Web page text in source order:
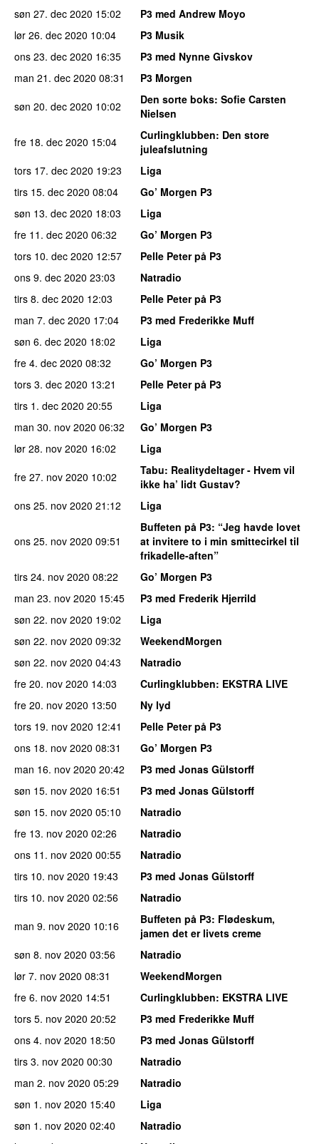
søn 27. dec 2020 15:02
P3 med Andrew Moyo
lør 26. dec 2020 10:04
P3 Musik
ons 23. dec 2020 16:35
P3 med Nynne Givskov
man 21. dec 2020 08:31
P3 Morgen
søn 20. dec 2020 10:02 Den sorte boks: Sofie Carsten
Nielsen
fre 18. dec 2020 15:04 Curlingklubben: Den store
juleafslutning
tors 17. dec 2020 19:23
Liga
tirs 15. dec 2020 08:04
Go’ Morgen P3
søn 13. dec 2020 18:03
Liga
fre 11. dec 2020 06:32
Go’ Morgen P3
tors 10. dec 2020 12:57
Pelle Peter på P3
ons 9. dec 2020 23:03
Natradio
tirs 8. dec 2020 12:03
Pelle Peter på P3
man 7. dec 2020 17:04
P3 med Frederikke Muff
søn 6. dec 2020 18:02
Liga
fre 4. dec 2020 08:32
Go’ Morgen P3
tors 3. dec 2020 13:21
Pelle Peter på P3
tirs 1. dec 2020 20:55
Liga
man 30. nov 2020 06:32
Go’ Morgen P3
lør 28. nov 2020 16:02
Liga
fre 27. nov 2020 10:02 Tabu: Realitydeltager - Hvem vil
ikke ha’ lidt Gustav?
ons 25. nov 2020 21:12 Liga
ons 25. nov 2020 09:51
Buffeten på P3: “Jeg havde lovet
at invitere to i min smittecirkel til
frikadelle-aften”
tirs 24. nov 2020 08:22
Go’ Morgen P3
man 23. nov 2020 15:45
P3 med Frederik Hjerrild
søn 22. nov 2020 19:02
Liga
søn 22. nov 2020 09:32
WeekendMorgen
søn 22. nov 2020 04:43
Natradio
fre 20. nov 2020 14:03 Curlingklubben: EKSTRA LIVE
fre 20. nov 2020 13:50
Ny lyd
tors 19. nov 2020 12:41
Pelle Peter på P3
ons 18. nov 2020 08:31
Go’ Morgen P3
man 16. nov 2020 20:42
P3 med Jonas Gülstorff
søn 15. nov 2020 16:51
P3 med Jonas Gülstorff
søn 15. nov 2020 05:10
Natradio
fre 13. nov 2020 02:26
Natradio
ons 11. nov 2020 00:55
Natradio
tirs 10. nov 2020 19:43
P3 med Jonas Gülstorff
tirs 10. nov 2020 02:56
Natradio
man 9. nov 2020 10:16 Buffeten på P3: Flødeskum,
jamen det er livets creme
søn 8. nov 2020 03:56
Natradio
lør 7. nov 2020 08:31
WeekendMorgen
fre 6. nov 2020 14:51 Curlingklubben: EKSTRA LIVE
tors 5. nov 2020 20:52
P3 med Frederikke Muff
ons 4. nov 2020 18:50
P3 med Jonas Gülstorff
tirs 3. nov 2020 00:30
Natradio
man 2. nov 2020 05:29
Natradio
søn 1. nov 2020 15:40
Liga
søn 1. nov 2020 02:40
Natradio